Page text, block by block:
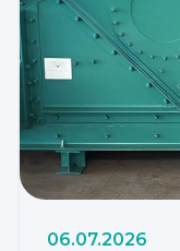
06.07.2026